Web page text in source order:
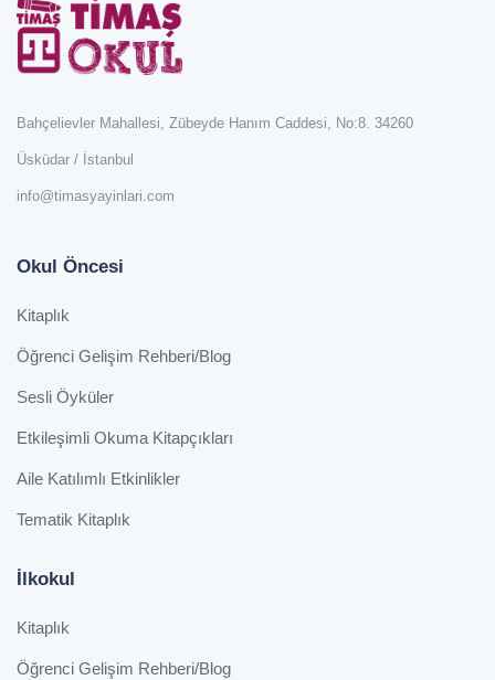
Bahçelievler Mahallesi, Zübeyde Hanım Caddesi, No:8. 34260
Üsküdar / İstanbul
info@timasyayinlari.com
Okul Öncesi
Kitaplık
Öğrenci Gelişim Rehberi/Blog
Sesli Öyküler
Etkileşimli Okuma Kitapçıkları
Aile Katılımlı Etkinlikler
Tematik Kitaplık
İlkokul
Kitaplık
Öğrenci Gelişim Rehberi/Blog